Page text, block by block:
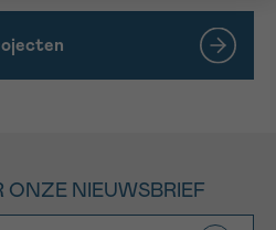
ONZE NIEUWSBRIEF